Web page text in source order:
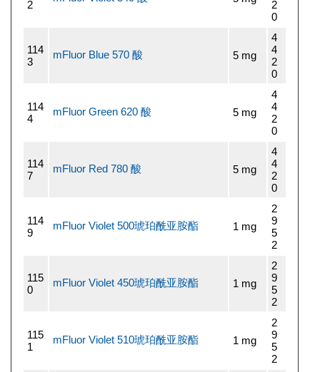
2
2
0
114
3
mFluor Blue 570 酸 5 mg
4
4
2
0
114
4
mFluor Green 620 酸 5 mg
4
4
2
0
114
7
mFluor Red 780 酸 5 mg
4
4
2
0
114
9
mFluor Violet 500琥珀酰亚胺酯 1 mg
2
9
5
2
115
0
mFluor Violet 450琥珀酰亚胺酯 1 mg
2
9
5
2
115
1
mFluor Violet 510琥珀酰亚胺酯 1 mg
2
9
5
2